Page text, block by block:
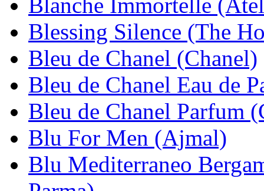
Blessing Silence (The
Bleu de Chanel (Chanel)
Bleu de Chanel Eau de
Bleu de Chanel Parfum
Blu For Men (Ajmal)
Blu Mediterraneo